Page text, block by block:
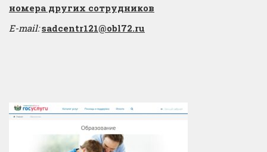
​номера других сотрудников
E-mail: sadcentr121@obl72.ru